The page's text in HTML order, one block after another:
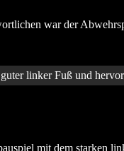
war der
linker Fuß und
mit dem starken